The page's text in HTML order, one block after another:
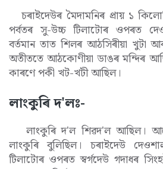
চৰাইদেউৰ মৈদামনিৰ প্ৰায় ১
পৰ্বতৰ সু-উচ্চ টিলাটোৰ ওপৰত
বৰ্তমান তাত শিলৰ আঠসিৰীয়া খুটা
অতীততে আঠকোণীয়া ডাঙৰ মন্দিৰ
কাৰণে পকী খট-খটী আছিল।
লাংকুৰি দ'লঃ-
লাংকুৰি দ'ল শিৱদ'ল আছিল।
লাংকুৰি বুলিছিল। চৰাইদেউ
টিলাটোৰ ওপৰত স্বৰ্গদেউ গদাধৰ